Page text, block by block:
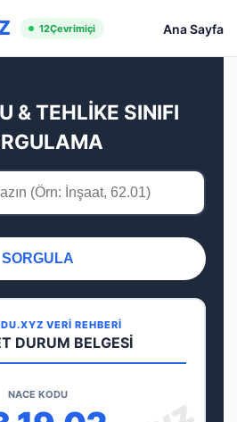
12Çevrimiçi Ana Sayfa
& TEHLİKE SINIFI
SORGULA
VERİ REHBERİ
DURUM BELGESİ
NACE KODU